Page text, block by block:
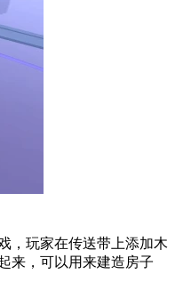
，玩家在传送带上添加木
来，可以用来建造房子